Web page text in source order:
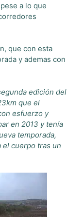
a lo que
que con esta
y ademas con
edición del
que el
esfuerzo y
en 2013 y tenía
temporada,
el cuerpo tras un